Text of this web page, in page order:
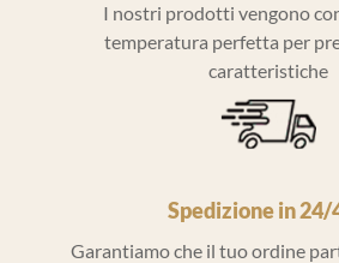
I nostri prodotti vengono
temperatura perfetta per
caratteristiche
Spedizione in 24/
Garantiamo che il tuo ordine